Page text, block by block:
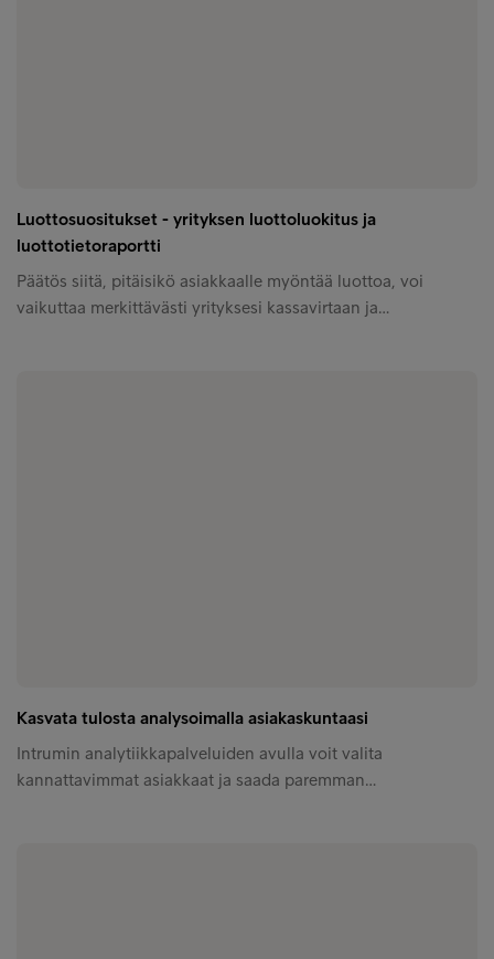
Luottosuositukset - yrityksen luottoluokitus ja
luottotietoraportti
Päätös siitä, pitäisikö asiakkaalle myöntää luottoa, voi
vaikuttaa merkittävästi yrityksesi kassavirtaan ja…
Kasvata tulosta analysoimalla asiakaskuntaasi
Intrumin analytiikkapalveluiden avulla voit valita
kannattavimmat asiakkaat ja saada paremman…